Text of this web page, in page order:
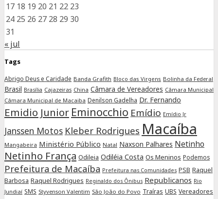
17 18 19 20 21 22 23
24 25 26 27 28 29 30
31
« jul
Tags
Abrigo Deus e Caridade Banda Grafith Bloco das Virgens Bolinha da Federal
Brasil Brasília Cajazeiras China Câmara de Vereadores Câmara Municipal
Câmara Municipal de Macaiba Denilson Gadelha Dr. Fernando
Emidio Junior Eminocchio Emídio Emídio Jr
Janssen Motos Kleber Rodrigues Macaíba
Mangabeira Ministério Público Natal Naxson Palhares Netinho
Netinho França Odileia Odiléia Costa Os Meninos Podemos
Prefeitura de Macaíba Prefeitura nas Comunidades PSB Raquel
Barbosa Raquel Rodrigues Reginaldo dos Ônibus Republicanos Rio
Jundiaí SMS Styvenson Valentim São João do Povo Traíras UBS Vereadores